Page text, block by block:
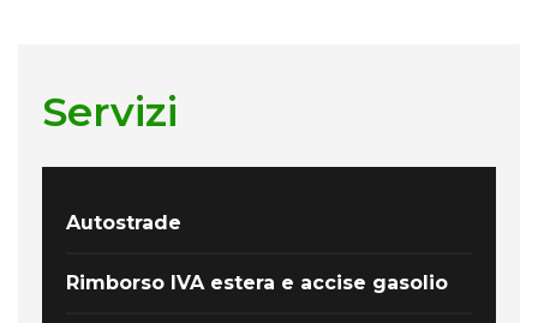
Servizi
Autostrade
Rimborso IVA estera e accise gasolio